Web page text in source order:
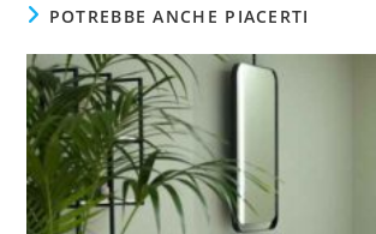
POTREBBE ANCHE PIACERTI